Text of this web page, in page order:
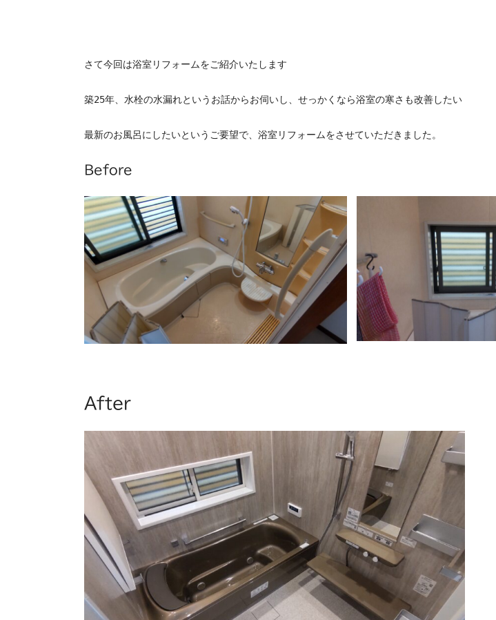
さて今回は浴室リフォームをご紹介いたします
築25年、水栓の水漏れというお話からお伺いし、せっかくなら浴室の寒さも改善したい
最新のお風呂にしたいというご要望で、浴室リフォームをさせていただきました。
Before
After